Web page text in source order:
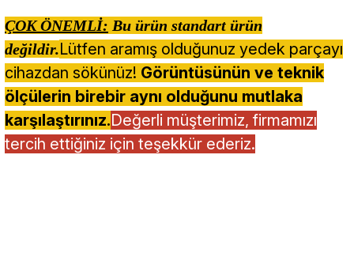
ÇOK ÖNEMLİ: Bu ürün standart ürün
değildir.Lütfen aramış olduğunuz yedek parçayı
cihazdan sökünüz! Görüntüsünün ve teknik
ölçülerin birebir aynı olduğunu mutlaka
karşılaştırınız.Değerli müşterimiz, firmamızı
tercih ettiğiniz için teşekkür ederiz.